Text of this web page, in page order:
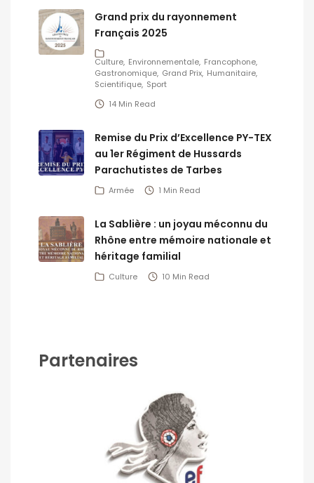
Grand prix du rayonnement
Français 2025
Culture Environnementale Francophone
Gastronomique Grand Prix Humanitaire
Scientifique Sport
14 Min Read
Remise du Prix d’Excellence PY-TEX
au 1er Régiment de Hussards
Parachutistes de Tarbes
Armée 1 Min Read
La Sablière : un joyau méconnu du
Rhône entre mémoire nationale et
héritage familial
Culture 10 Min Read
Partenaires